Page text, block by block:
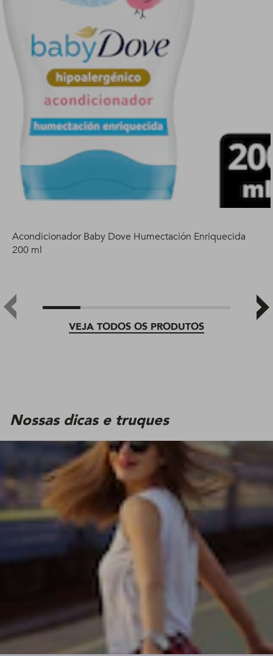
VEJA TODOS OS PRODUTOS
Acondicionador Baby Dove Humectación Enriquecida
200 ml
Nossas dicas e truques